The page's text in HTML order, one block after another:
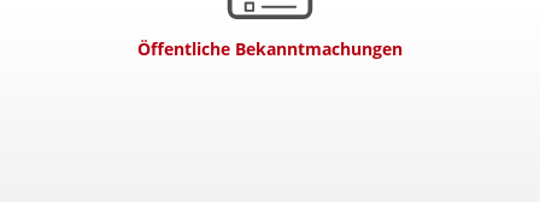
Öffentliche Bekanntmachungen